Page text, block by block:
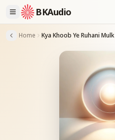
BKAudio
Home Kya Khoob Ye Ruhani Mulk